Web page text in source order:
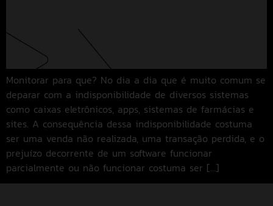
Monitorar para que? No dia a dia que é muito comum se
deparar com a indisponibilidade de diversos sistemas
como caixas eletrônicos, apps, sistemas de farmácias e
sites. A consequência dessa indisponibilidade costuma
ser uma venda não realizada, uma transação perdida, e o
prejuízo decorrente de um software funcionar
parcialmente ou não funcionar costuma ser […]